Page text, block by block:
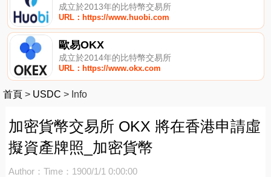
成立於2013年的比特幣交易所
URL：https://www.huobi.com
歐易OKX
成立於2014年的比特幣交易所
URL：https://www.okx.com
首頁 > USDC > Info
加密貨幣交易所 OKX 將在香港申請虛
擬資產牌照_加密貨幣
Author： Time：1900/1/1 0:00:00